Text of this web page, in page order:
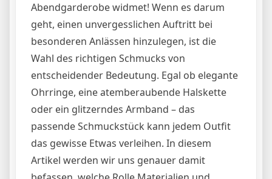
Abendgarderobe widmet! Wenn es darum
geht, einen unvergesslichen Auftritt bei
besonderen Anlässen hinzulegen, ist die
Wahl des richtigen Schmucks von
entscheidender Bedeutung. Egal ob elegante
Ohrringe, eine atemberaubende Halskette
oder ein glitzerndes Armband – das
passende Schmuckstück kann jedem Outfit
das gewisse Etwas verleihen. In diesem
Artikel werden wir uns genauer damit